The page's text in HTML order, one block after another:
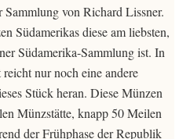
von Richard Lissner.
Südamerikas diese am liebsten,
Südamerika-Sammlung ist. In
nur noch eine andere
Stück heran. Diese Münzen
Münzstätte, knapp 50 Meilen
der Frühphase der Republik